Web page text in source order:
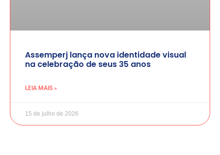
Assemperj lança nova identidade visual
na celebração de seus 35 anos
LEIA MAIS »
15 de julho de 2026